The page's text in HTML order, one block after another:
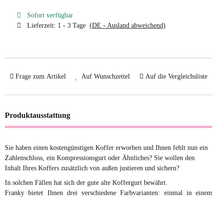
Sofort verfügbar
Lieferzeit: 1 - 3 Tage (DE - Ausland abweichend)
Frage zum Artikel Auf Wunschzettel Auf die Vergleichsliste
Produktausstattung
Sie haben einen kostengünstigen Koffer erworben und Ihnen fehlt nun ein
Zahlenschloss, ein Kompressionsgurt oder Ähnliches? Sie wollen den
Inhalt Ihres Koffers zusätzlich von außen justieren und sichern?
In solchen Fällen hat sich der gute alte Koffergurt bewährt.
Franky bietet Ihnen drei verschiedene Farbvarianten: einmal in einem